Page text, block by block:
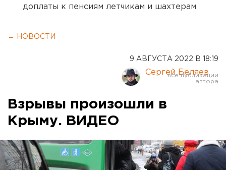
доплаты к пенсиям летчикам и шахтерам
← НОВОСТИ
9 АВГУСТА 2022 В 18:19
Сергей Беляев
Взрывы произошли в
Крыму. ВИДЕО